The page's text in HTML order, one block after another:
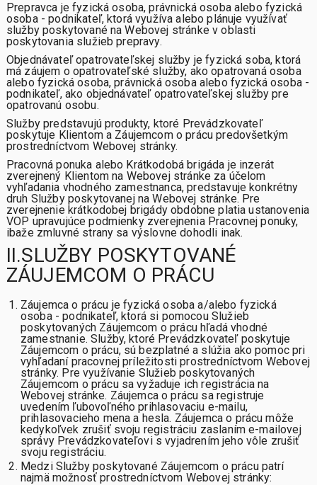
Prepravca je fyzická osoba, právnická osoba alebo fyzická
osoba - podnikateľ, ktorá využíva alebo plánuje využívať
služby poskytované na Webovej stránke v oblasti
poskytovania služieb prepravy.
Objednávateľ opatrovateľskej služby je fyzická soba, ktorá
má záujem o opatrovateľské služby, ako opatrovaná osoba
alebo fyzická osoba, právnická osoba alebo fyzická osoba -
podnikateľ, ako objednávateľ opatrovateľskej služby pre
opatrovanú osobu.
Službypredstavujú produkty, ktoré Prevádzkovateľ
poskytuje Klientom a Záujemcom o prácu predovšetkým
prostredníctvom Webovej stránky.
Pracovná ponuka alebo Krátkodobá brigáda je inzerát
zverejnený Klientom na Webovej stránke za účelom
vyhľadania vhodného zamestnanca, predstavuje konkrétny
druh Služby poskytovanej na Webovej stránke. Pre
zverejnenie krátkodobej brigády obdobne platia ustanovenia
VOP upravujúce podmienky zverejnenia Pracovnej ponuky,
ibaže zmluvné strany sa výslovne dohodli inak.
II.SLUŽBY POSKYTOVANÉ
ZÁUJEMCOM O PRÁCU
Záujemca o prácu je fyzická osoba a/alebo fyzická
osoba - podnikateľ, ktorá si pomocou Služieb
poskytovaných Záujemcom o prácu hľadá vhodné
zamestnanie. Služby, ktoré Prevádzkovateľ poskytuje
Záujemcom o prácu, sú bezplatné a slúžia ako pomoc pri
vyhľadaní pracovnej príležitosti prostredníctvom Webovej
stránky. Pre využívanie Služieb poskytovaných
Záujemcom o prácu sa vyžaduje ich registrácia na
Webovej stránke. Záujemca o prácu sa registruje
uvedením ľubovoľného prihlasovaciu e-mailu,
prihlasovacieho mena a hesla. Záujemca o prácu môže
kedykoľvek zrušiť svoju registráciu zaslaním e-mailovej
správy Prevádzkovateľovi s vyjadrením jeho vôle zrušiť
svoju registráciu.
Medzi Služby poskytované Záujemcom o prácu patrí
najmä možnosť prostredníctvom Webovej stránky: